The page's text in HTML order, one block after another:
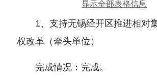
显示全部表格信息
1、支持无锡经开区推进相对
权改革（牵头单位）
完成情况：完成。